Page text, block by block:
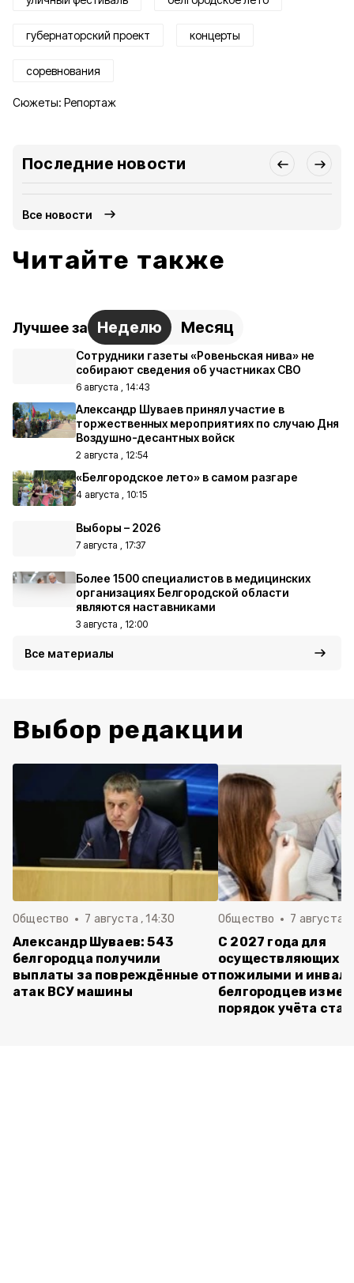
губернаторский проект концерты
соревнования
Сюжеты: Репортаж
Последние новости
Все новости
Читайте также
Лучшее за Неделю Месяц
Сотрудники газеты «Ровеньская нива» не
собирают сведения об участниках СВО
6 августа , 14:43
Александр Шуваев принял участие в
торжественных мероприятиях по случаю Дня
Воздушно-десантных войск
2 августа , 12:54
«Белгородское лето» в самом разгаре
4 августа , 10:15
Выборы – 2026
7 августа , 17:37
Более 1500 специалистов в медицинских
организациях Белгородской области
являются наставниками
3 августа , 12:00
Все материалы
Выбор редакции
Общество 7 августа , 14:30
Александр Шуваев: 543
белгородца получили
выплаты за повреждённые от
атак ВСУ машины
Общество 7 августа ,
С 2027 года для
осуществляющих
пожилыми и
белгородцев
порядок учёта ста